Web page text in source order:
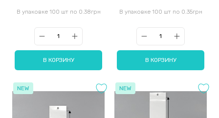
В упаковке 100 шт по 0.38грн
В КОРЗИНУ
В упаковке 100 шт по 0.35грн
В КОРЗИНУ
NEW NEW